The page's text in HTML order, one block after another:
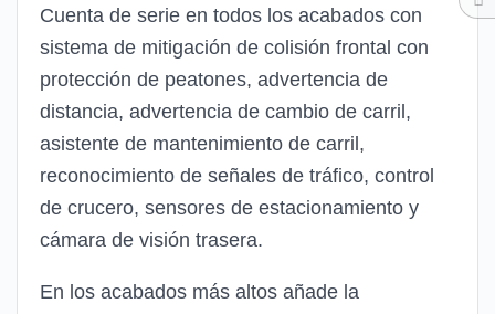
Cuenta de serie en todos los acabados con
sistema de mitigación de colisión frontal con
protección de peatones, advertencia de
distancia, advertencia de cambio de carril,
asistente de mantenimiento de carril,
reconocimiento de señales de tráfico, control
de crucero, sensores de estacionamiento y
cámara de visión trasera.
En los acabados más altos añade la